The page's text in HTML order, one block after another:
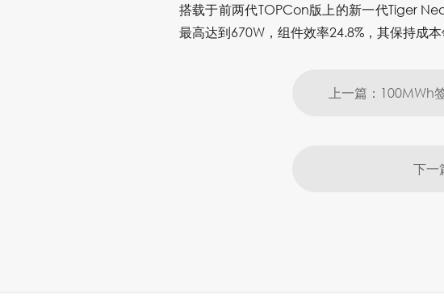
搭载于前两代TOPCon版上的新一代Tiger
最高达到670W，组件效率24.8%，其保持成
上一篇：100MWh
下一